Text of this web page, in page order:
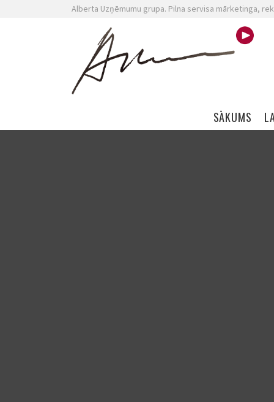
Alberta Uzņēmumu grupa. Pilna servisa mārketinga,
Skip navigation
SĀKUMS